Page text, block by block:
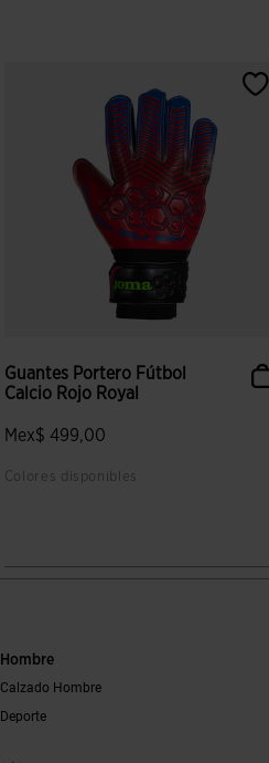
Guantes Portero Fútbol
Calcio Rojo Royal
Mex$ 499,00
Colores disponibles
3.1 sobre 5 de valoración de clientes
Hombre
Calzado Hombre
Deporte